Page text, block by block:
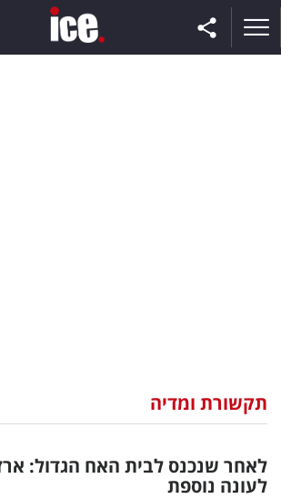
וצרכנות
דיגיטל
תקשורת ומדיה
לאחר שנכנס לבית האח הגדול:
לעונה נוספת